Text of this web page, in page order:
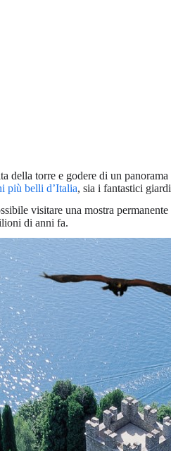
della torre e godere di un
più belli d’Italia, sia i fantastici
visitare una mostra
di anni fa.